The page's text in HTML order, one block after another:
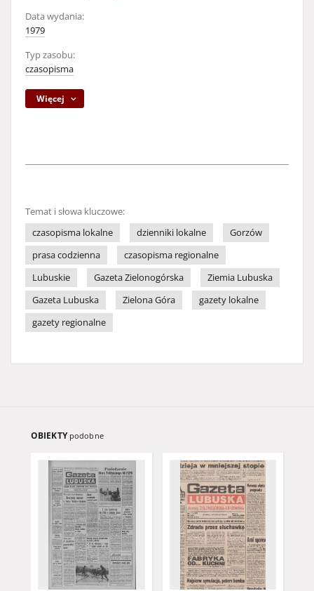
Data wydania:
1979
Typ zasobu:
czasopisma
Więcej
Temat i słowa kluczowe:
czasopisma lokalne
dzienniki lokalne
Gorzów
prasa codzienna
czasopisma regionalne
Lubuskie
Gazeta Zielonogórska
Ziemia Lubuska
Gazeta Lubuska
Zielona Góra
gazety lokalne
gazety regionalne
OBIEKTY podobne